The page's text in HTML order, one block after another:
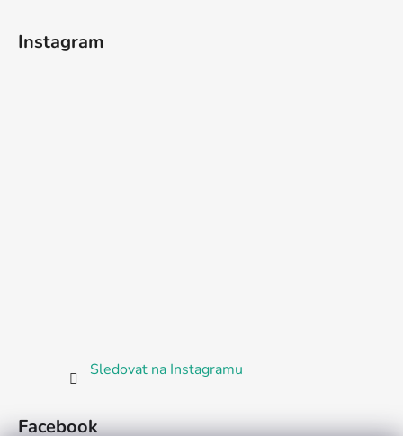
Instagram
Sledovat na Instagramu
Facebook